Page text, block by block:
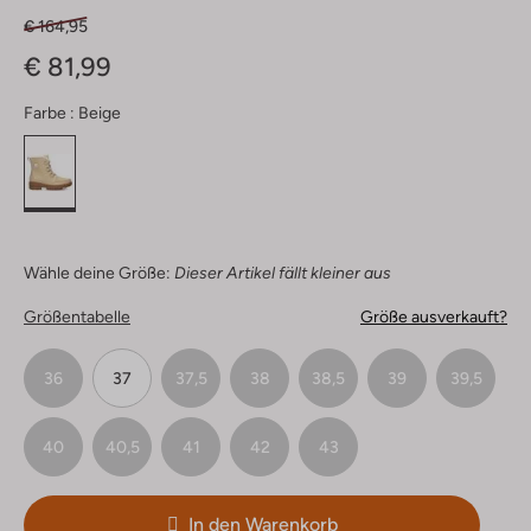
€ 164,95
€ 81,99
Farbe : Beige
Wähle deine Größe: Dieser Artikel fällt kleiner aus
Größentabelle Größe ausverkauft?
36 37 37,5 38 38,5 39 39,5
40 40,5 41 42 43
In den Warenkorb